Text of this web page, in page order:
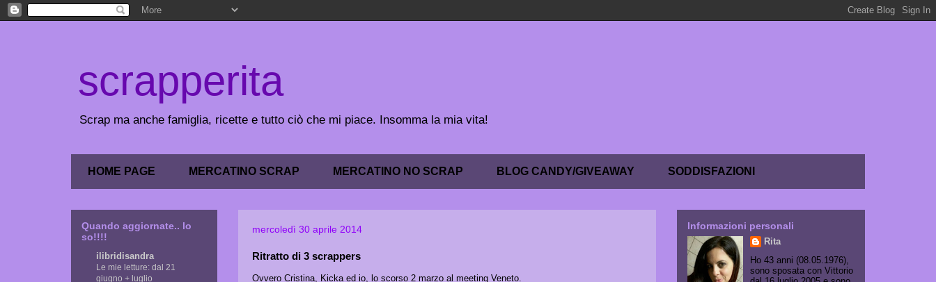
scrapperita
Scrap ma anche famiglia, ricette e tutto ciò che mi piace. Insomma la mia vita!
HOME PAGE MERCATINO SCRAP MERCATINO NO SCRAP BLOG CANDY/GIVEAWAY SODDISFAZIONI
mercoledì 30 aprile 2014
Ritratto di 3 scrappers
Ovvero Cristina, Kicka ed io, lo scorso 2 marzo al meeting Veneto.
Quando aggiornate.. lo
so!!!!
ilibridisandra
Le mie letture: dal 21
giugno + luglio
Informazioni personali
Rita
Ho 43 anni (08.05.1976),
sono sposata con Vittorio